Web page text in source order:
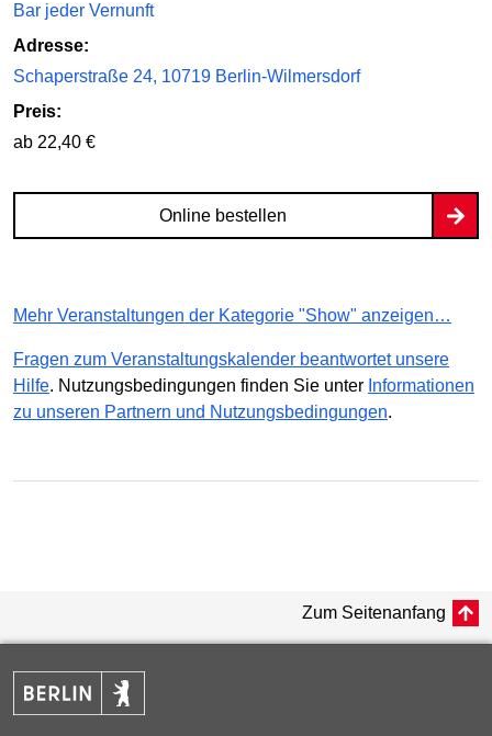
Bar jeder Vernunft
Adresse:
Schaperstraße 24, 10719 Berlin-Wilmersdorf
Preis:
ab 22,40 €
Online bestellen
Mehr Veranstaltungen der Kategorie "Show" anzeigen…
Fragen zum Veranstaltungskalender beantwortet unsere
Hilfe. Nutzungsbedingungen finden Sie unter Informationen
zu unseren Partnern und Nutzungsbedingungen.
Zum Seitenanfang